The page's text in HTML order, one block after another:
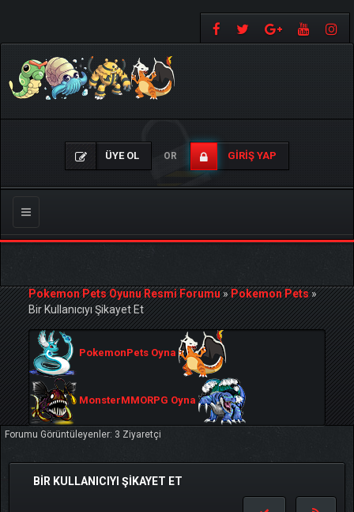
ÜYE OL OR GIRIŞ YAP
Gezinmeyi
Değiştir
Pokemon Pets Oyunu Resmi Forumu»Pokemon Pets»
Bir Kullanıcıyı Şikayet Et
PokemonPets Oyna
MonsterMMORPG Oyna
Forumu Görüntüleyenler: 3 Ziyaretçi
BIR KULLANICIYI ŞIKAYET ET